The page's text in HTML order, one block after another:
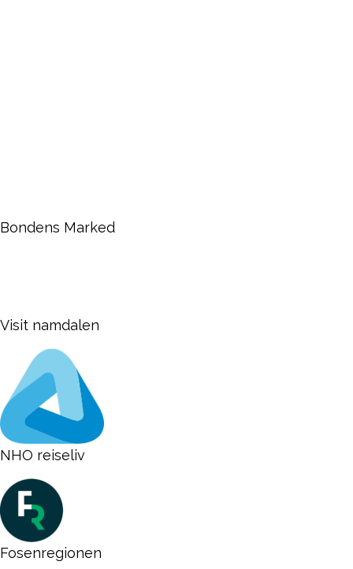
Bondens Marked
Visit namdalen
NHO reiseliv
Fosenregionen